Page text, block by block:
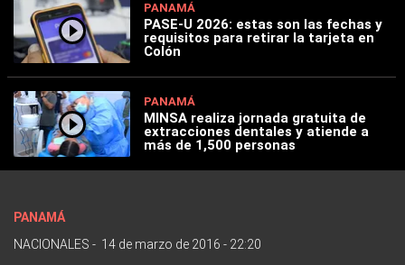
PANAMÁ
PASE-U 2026: estas son las fechas y
requisitos para retirar la tarjeta en
Colón
PANAMÁ
MINSA realiza jornada gratuita de
extracciones dentales y atiende a
más de 1,500 personas
PANAMÁ
NACIONALES - 14 de marzo de 2016 - 22:20